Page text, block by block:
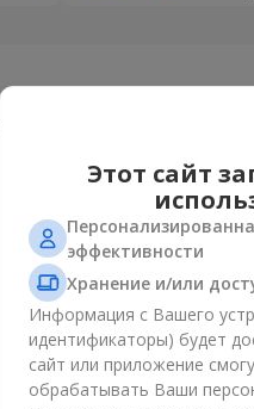
Этот сайт
эффективности
Хранение и/или
Информация с Вашего
идентификаторы) будет
сайт или приложение
обрабатывать Ваши